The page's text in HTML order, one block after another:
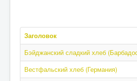
Типы Хлеба
Мука / Крупа
Здоровье
Заголовок
Бэйджанский сладкий хлеб
Вестфальский хлеб (Германия)